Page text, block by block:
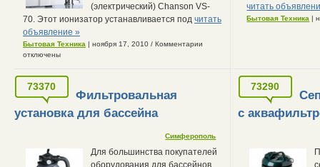
(электрический) Chanson VS-
70. Этот ионизатор устанавливается под читать
объявление »
Бытовая Техника | ноября 17, 2010 / Комментарии
отключены
читать
Бытовая Техника |
73370
Фильтровальная
установка для бассейна
Симферополь
Для большинства покупателей
оборудования для бассейнов
73290
с